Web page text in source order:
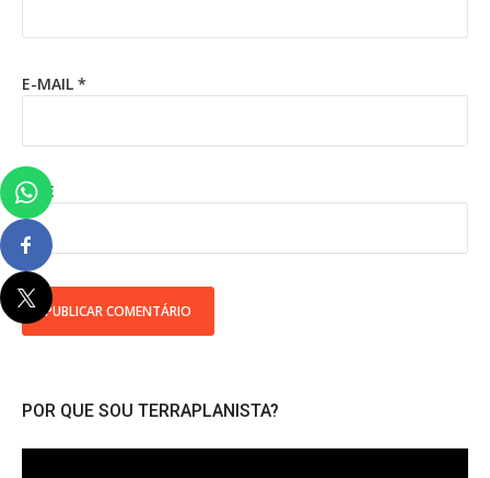
E-MAIL *
SITE
POR QUE SOU TERRAPLANISTA?